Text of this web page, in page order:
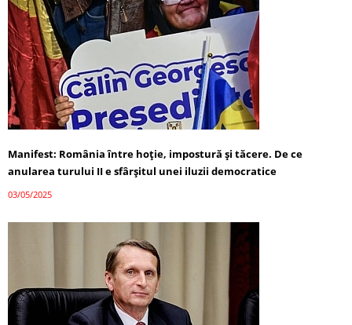
Manifest: România între hoție, impostură și tăcere. De ce
anularea turului II e sfârșitul unei iluzii democratice
03/05/2025